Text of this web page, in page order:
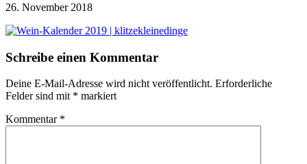
26. November 2018
Leser-
Schreibe einen Kommentar
Deine E-Mail-Adresse wird nicht veröffentlicht. Erforderliche
Felder sind mit * markiert
Kommentar *